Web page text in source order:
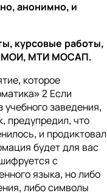
анонимно, и
курсовые работы,
МОИ, МТИ МОСАП.
которое
2 Если
учебного заведения,
предупредил, что
и продиктовал
будет для вас
с
языка, но либо
либо символы